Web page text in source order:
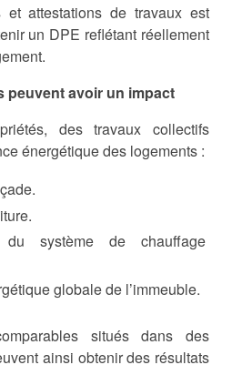
et attestations de travaux est
un DPE reflétant réellement
peuvent avoir un impact
des travaux collectifs
énergétique des logements :
du système de chauffage
globale de l’immeuble.
situés dans des
ainsi obtenir des résultats